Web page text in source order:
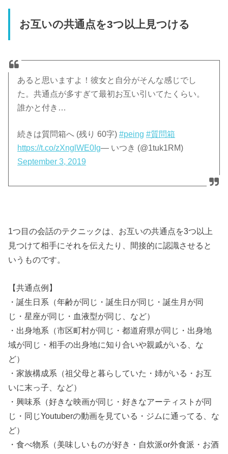
お互いの共通点を3つ以上見つける
あると思いますよ！彼女と自分がそんな感じでし
た。共通点が多すぎて最初お互い引いてたくらい。
誰かと付き…
続きは質問箱へ (残り 60字)#peing #質問箱
https://t.co/zXnglWE0Ig— いつき (@1tuk1RM)
September 3, 2019
1つ目の会話のテクニックは、お互いの共通点を3つ以上
見つけて相手にそれを伝えたり、間接的に認識させると
いうものです。
【共通点例】
・誕生日系（年齢が同じ・誕生日が同じ・誕生月が同
じ・星座が同じ・血液型が同じ、など）
・出身地系（市区町村が同じ・都道府県が同じ・出身地
域が同じ・相手の出身地に知り合いや親戚がいる、な
ど）
・家族構成系（祖父母と暮らしていた・姉がいる・お互
いに末っ子、など）
・興味系（好きな映画が同じ・好きなアーティストが同
じ・同じYoutuberの動画を見ている・ジムに通ってる、な
ど）
・食べ物系（美味しいものが好き・自炊派or外食派・お酒